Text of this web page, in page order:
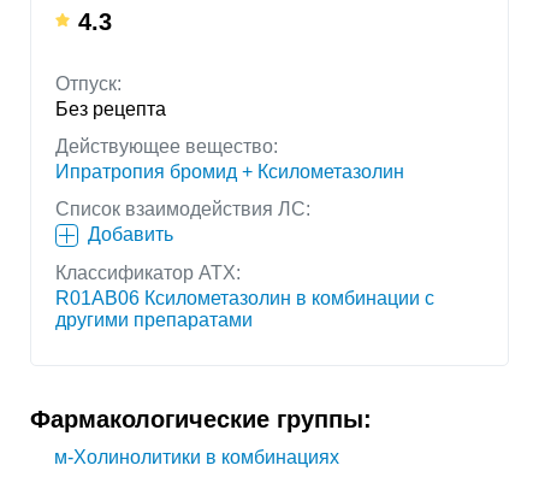
4.3
Отпуск:
Без рецепта
Действующее вещество:
Ипратропия бромид + Ксилометазолин
Список взаимодействия ЛС:
Добавить
Классификатор АТХ:
R01AB06 Ксилометазолин в комбинации с
другими препаратами
Фармакологические группы:
м-Холинолитики в комбинациях